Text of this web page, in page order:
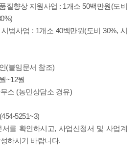
질향상 지원사업 : 1개소 50백만원(도비
범사업 : 1개소 40백만원(도비 30%, 시
(붙임문서 참조)
~12월
소 (농민상담소 경유)
5251~3)
를 확인하시고, 사업신청서 및 사업계
하시기 바랍니다.